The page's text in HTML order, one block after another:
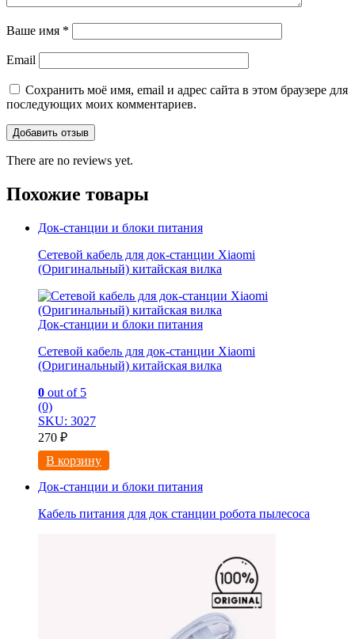
Ваше имя *
Email
Сохранить моё имя, email и адрес сайта в этом браузере для
последующих моих комментариев.
There are no reviews yet.
Похожие товары
Док-станции и блоки питания
Сетевой кабель для док-станции Xiaomi
(Оригинальный) китайская вилка
Док-станции и блоки питания
Сетевой кабель для док-станции Xiaomi
(Оригинальный) китайская вилка
0 out of 5
(0)
SKU: 3027
270 ₽
В корзину
Док-станции и блоки питания
Кабель питания для док станции робота пылесоса